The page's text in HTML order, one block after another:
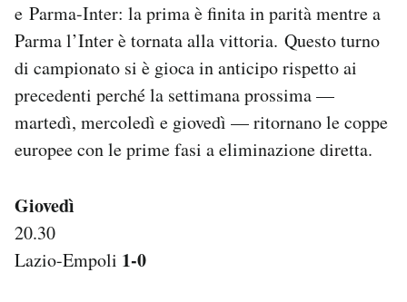
AREA PERSONALE
Area Personale
Newsletter
Notifiche mobile
Regala il Post
Hai bisogno di aiuto?
e Parma-Inter: la prima è finita in parità mentre a
Parma l’Inter è tornata alla vittoria. Questo turno
di campionato si è gioca in anticipo rispetto ai
precedenti perché la settimana prossima —
martedì, mercoledì e giovedì — ritornano le coppe
europee con le prime fasi a eliminazione diretta.
Giovedì
20.30
Lazio-Empoli 1-0